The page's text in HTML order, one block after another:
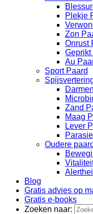
Plekje
Zon
Onrust
Geprikt
Au
Sport Paard
Zand
Maag
Lever
Oudere paard
Blog
Gratis advies op
Gratis e-books
Zoeken naar: